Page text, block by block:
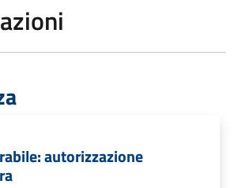
autorizzazione